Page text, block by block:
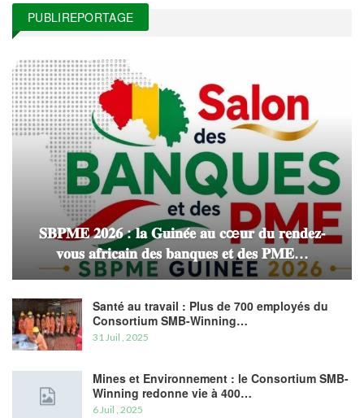
PUBLIREPORTAGE
𝐒𝐁𝐏𝐌𝐄 𝟐𝟎𝟐𝟔 : 𝐥𝐚 𝐆𝐮𝐢𝐧𝐞́𝐞 𝐚𝐮 𝐜œ𝐮𝐫 𝐝𝐮 𝐫𝐞𝐧𝐝𝐞𝐳-
𝐯𝐨𝐮𝐬 𝐚𝐟𝐫𝐢𝐜𝐚𝐢𝐧 𝐝𝐞𝐬 𝐛𝐚𝐧𝐪𝐮𝐞𝐬 𝐞𝐭 𝐝𝐞𝐬 𝐏𝐌𝐄…
Santé au travail : Plus de 700 employés du
Consortium SMB-Winning…
31 Juil , 2025
Mines et Environnement : le Consortium SMB-
Winning redonne vie à 400…
6 Juil , 2025